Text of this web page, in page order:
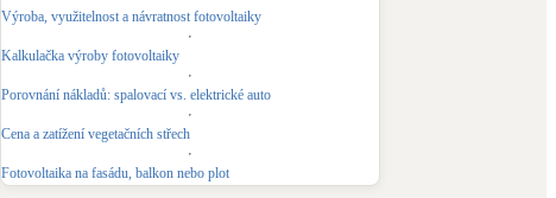
Novostavby
Kamna / krby
Výroba, využitelnost a návratnost fotovoltaiky
Kalkulačka výroby fotovoltaiky
Porovnání nákladů: spalovací vs. elektrické auto
Cena a zatížení vegetačních střech
Fotovoltaika na fasádu, balkon nebo plot